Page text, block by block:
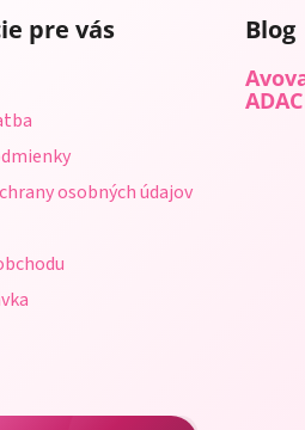
pre vás
osobných údajov
Blog